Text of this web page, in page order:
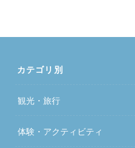
カテゴリ別
観光・旅行
体験・アクティビティ